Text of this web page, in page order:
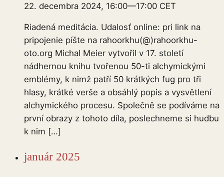
22. decembra 2024, 16:00—17:00 CET
Riadená meditácia. Udalosť online: pri link na
pripojenie píšte na rahoorkhu(@)rahoorkhu-
oto.org Michal Meier vytvořil v 17. století
nádhernou knihu tvořenou 50-ti alchymickými
emblémy, k nimž patří 50 krátkých fug pro tři
hlasy, krátké verše a obsáhlý popis a vysvětlení
alchymického procesu. Společně se podíváme na
první obrazy z tohoto díla, poslechneme si hudbu
k nim […]
január 2025